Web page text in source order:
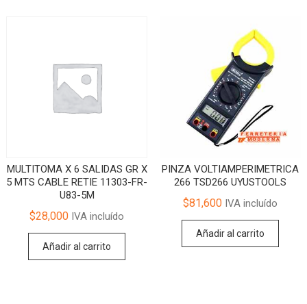
MULTITOMA X 6 SALIDAS GR X
5 MTS CABLE RETIE 11303-FR-
U83-5M
$28,000 IVA incluído
Añadir al carrito
PINZA VOLTIAMPERIMETRICA
266 TSD266 UYUSTOOLS
$81,600IVA incluído
Añadir al carrito